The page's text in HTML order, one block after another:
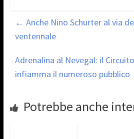
← Anche Nino Schurter al via
ventennale
Adrenalina al Nevegal: il
infiamma il numeroso pubblico
Potrebbe anche